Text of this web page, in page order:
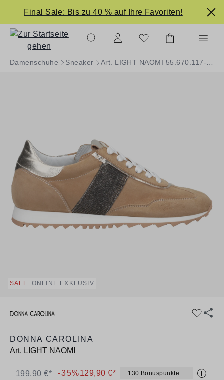
springen
Final Sale: Bis zu 40 % auf Ihre Favoriten!
Damenschuhe Sneaker
SALE ONLINE EXKLUSIV
DONNA CAROLINA
Art. LIGHT NAOMI
129,90 €* + 130 Bonuspunkte i
199,90 €* -35%